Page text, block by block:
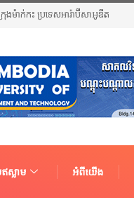
ម៉ាក់កះ ប្រទេសអារ៉ាប៊ីសាអូឌីត
ស្លាម អំពីយើង